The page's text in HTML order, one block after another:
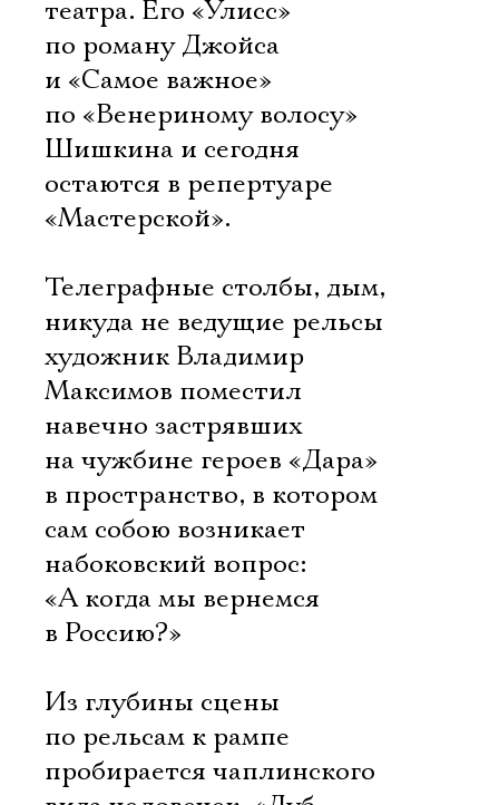
театра. Его «Улисс»
по роману Джойса
и «Самое важное»
по «Венериному волосу»
Шишкина и сегодня
остаются в репертуаре
«Мастерской».
Телеграфные столбы, дым,
никуда не ведущие рельсы 
художник Владимир
Максимов поместил
навечно застрявших
на чужбине героев «Дара»
в пространство, в котором
сам собою возникает
набоковский вопрос:
«А когда мы вернемся
в Россию?»
Из глубины сцены
по рельсам к рампе
пробирается чаплинского